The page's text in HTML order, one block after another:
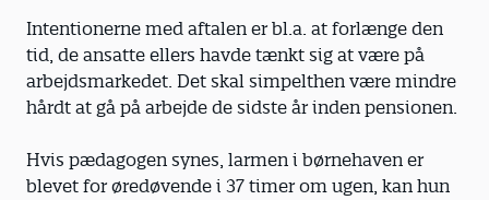
Intentionerne med aftalen er bl.a. at forlænge den
tid, de ansatte ellers havde tænkt sig at være på
arbejdsmarkedet. Det skal simpelthen være mindre
hårdt at gå på arbejde de sidste år inden pensionen.
Hvis pædagogen synes, larmen i børnehaven er
blevet for øredøvende i 37 timer om ugen, kan hun